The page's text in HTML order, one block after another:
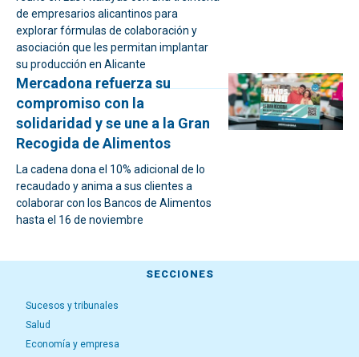
de empresarios alicantinos para
explorar fórmulas de colaboración y
asociación que les permitan implantar
su producción en Alicante
Mercadona refuerza su
compromiso con la
solidaridad y se une a la Gran
Recogida de Alimentos
La cadena dona el 10% adicional de lo
recaudado y anima a sus clientes a
colaborar con los Bancos de Alimentos
hasta el 16 de noviembre
SECCIONES
Sucesos y tribunales
Salud
Economía y empresa